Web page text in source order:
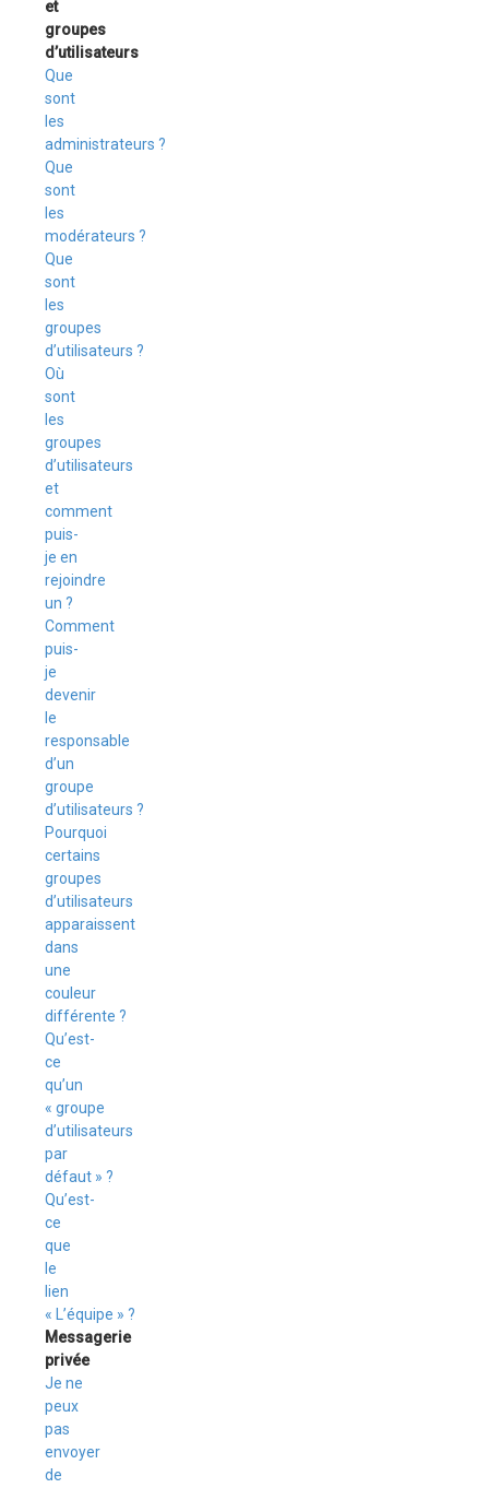
et
groupes
d’utilisateurs
Que
sont
les
administrateurs ?
Que
sont
les
modérateurs ?
Que
sont
les
groupes
d’utilisateurs ?
Où
sont
les
groupes
d’utilisateurs
et
comment
puis-
je en
rejoindre
un ?
Comment
puis-
je
devenir
le
responsable
d’un
groupe
d’utilisateurs ?
Pourquoi
certains
groupes
d’utilisateurs
apparaissent
dans
une
couleur
différente ?
Qu’est-
ce
qu’un
« groupe
d’utilisateurs
par
défaut » ?
Qu’est-
ce
que
le
lien
« L’équipe » ?
Messagerie
privée
Je ne
peux
pas
envoyer
de